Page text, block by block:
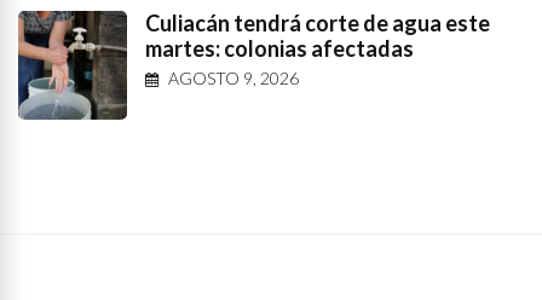
Culiacán tendrá corte de agua este
martes: colonias afectadas
AGOSTO 9, 2026